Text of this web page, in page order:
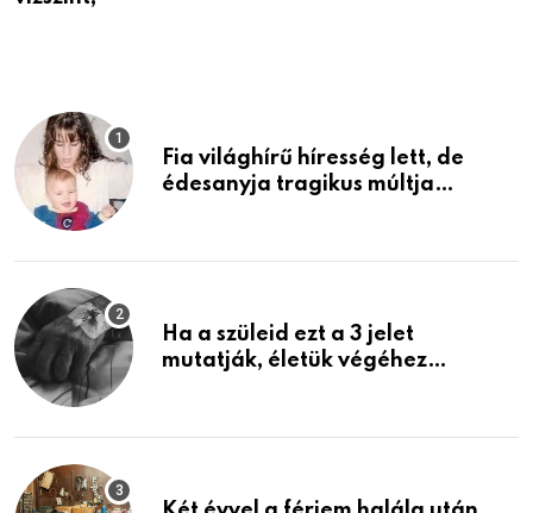
Fia világhírű híresség lett, de
édesanyja tragikus múltja
Ha a szüleid ezt a 3 jelet
mutatják, életük végéhez